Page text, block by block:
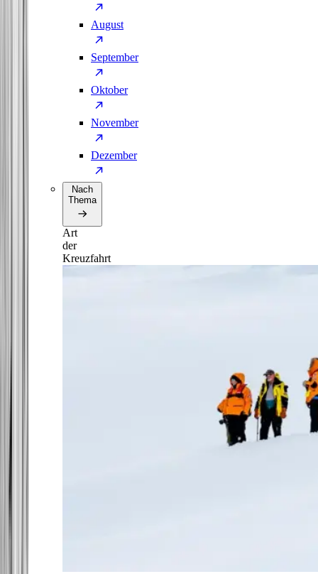
August
September
Oktober
November
Dezember
Nach
Thema
Art
der
Kreuzfahrt